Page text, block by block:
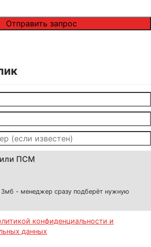
ПСМ
- менеджер сразу подберёт нужную
конфиденциальности и
данных